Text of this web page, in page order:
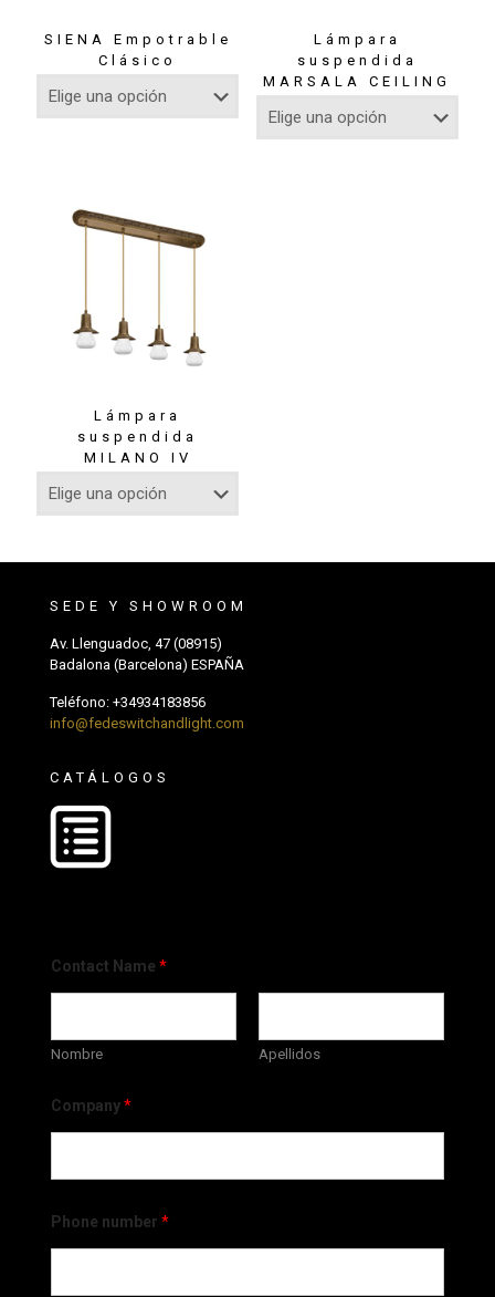
SIENA Empotrable
Clásico
Lámpara
suspendida
MARSALA CEILING
Lámpara
suspendida
MILANO IV
SEDE Y SHOWROOM
Av. Llenguadoc, 47 (08915)
Badalona (Barcelona) ESPAÑA
Teléfono: +34934183856
info@fedeswitchandlight.com
CATÁLOGOS
Contact Name *
Nombre Apellidos
Company*
Phone number *